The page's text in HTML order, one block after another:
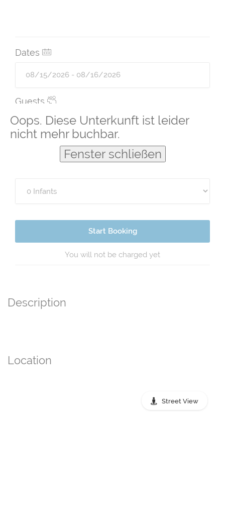
Oops. Diese Unterkunft ist leider
nicht mehr buchbar.
Fenster schließen
Dates
Guests
Start Booking
You will not be charged yet
Description
Location
Street View